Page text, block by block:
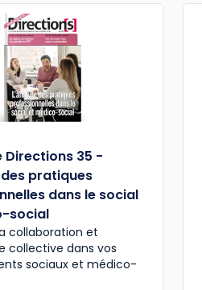
Directions 35 -
pratiques
dans le social
social
collaboration et
collective dans vos
sociaux et médico-